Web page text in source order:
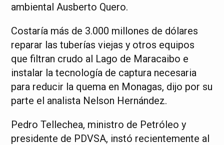
ambiental Ausberto Quero.
Costaría más de 3.000 millones de dólares
reparar las tuberías viejas y otros equipos
que filtran crudo al Lago de Maracaibo e
instalar la tecnología de captura necesaria
para reducir la quema en Monagas, dijo por su
parte el analista Nelson Hernández.
Pedro Tellechea, ministro de Petróleo y
presidente de PDVSA, instó recientemente al